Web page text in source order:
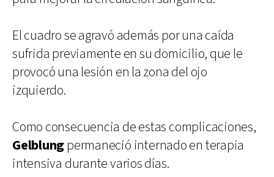
El cuadro se agravó además por una caída
sufrida previamente en su domicilio, que le
provocó una lesión en la zona del ojo
izquierdo.
Como consecuencia de estas complicaciones,
Gelblungpermaneció internado en terapia
intensiva durante varios días.